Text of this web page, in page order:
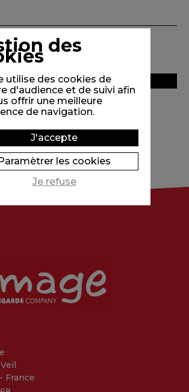
/ Les Films du Nord
France
des
utilise des cookies de
d'audience et de suivi afin
offrir une meilleure
de navigation.
J'accepte
les cookies
Je refuse